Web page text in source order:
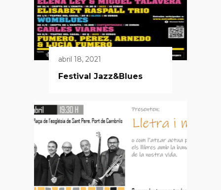
abril 18, 2021
Festival Jazz&Blues